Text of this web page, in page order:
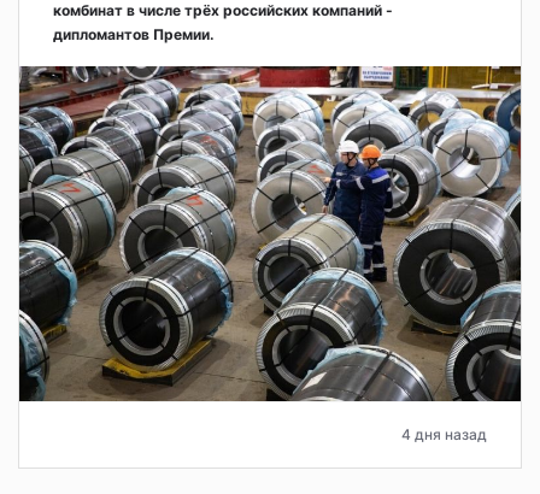
комбинат в числе трёх российских компаний -
дипломантов Премии.
4 дня назад